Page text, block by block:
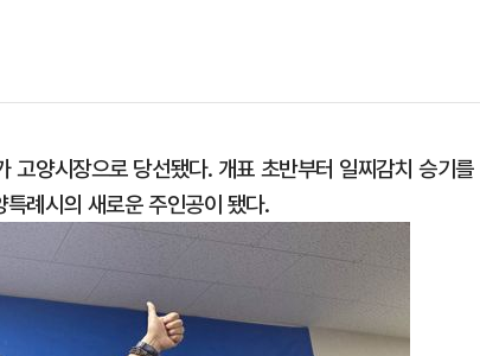
고양시장으로 당선됐다. 개표 초반부터 일찌감치 승기를
례시의 새로운 주인공이 됐다.